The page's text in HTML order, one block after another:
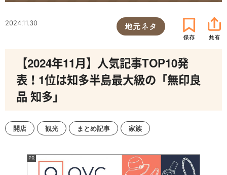
2024.11.30 地元ネタ
【2024年11月】人気記事TOP10発
表！1位は知多半島最大級の「無印良
品 知多」
開店 観光 まとめ記事 家族